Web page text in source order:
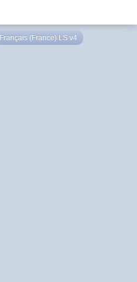
Français (France) LS v4